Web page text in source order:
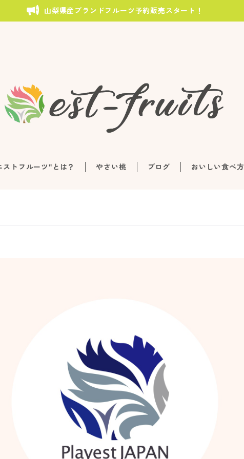
山梨県産ブランドフルーツ予約販売スタート！
ストフルーツ"とは？ やさい桃 ブログ おいしい食べ方